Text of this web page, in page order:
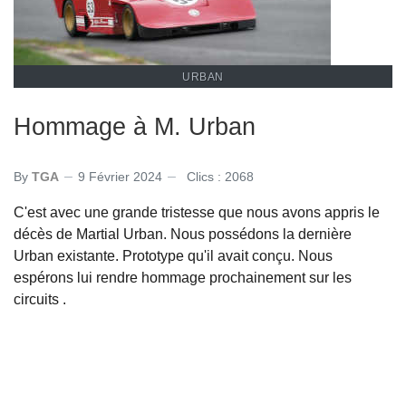
URBAN
Hommage à M. Urban
By TGA 9 Février 2024 Clics : 2068
C'est avec une grande tristesse que nous avons appris le
décès de Martial Urban. Nous possédons la dernière
Urban existante. Prototype qu'il avait conçu. Nous
espérons lui rendre hommage prochainement sur les
circuits .